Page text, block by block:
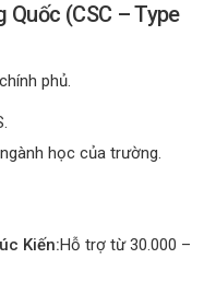
Quốc (CSC – Type
phủ.
học của trường.
Kiến:Hỗ trợ từ 30.000 –